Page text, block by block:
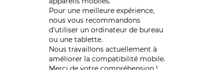
Pour une meilleure expérience,
nous vous recommandons
d'utiliser un ordinateur de bureau
ou une tablette.
Nous travaillons actuellement à
améliorer la compatibilité mobile.